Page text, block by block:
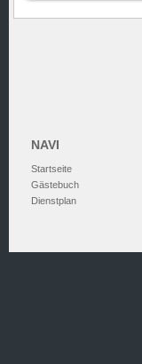
NAVI
Startseite
Gästebuch
Dienstplan